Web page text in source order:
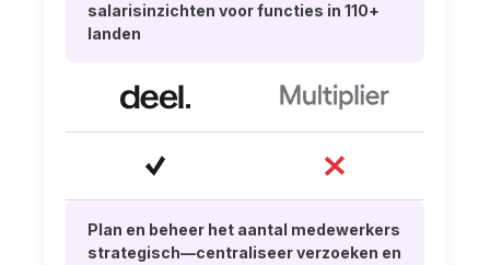
salarisinzichten voor functies in 110+
landen
Plan en beheer het aantal medewerkers
strategisch—centraliseer verzoeken en